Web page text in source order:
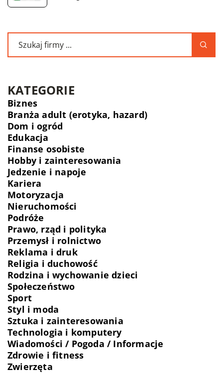
KATEGORIE
Biznes
Branża adult (erotyka, hazard)
Dom i ogród
Edukacja
Finanse osobiste
Hobby i zainteresowania
Jedzenie i napoje
Kariera
Motoryzacja
Nieruchomości
Podróże
Prawo, rząd i polityka
Przemysł i rolnictwo
Reklama i druk
Religia i duchowość
Rodzina i wychowanie dzieci
Społeczeństwo
Sport
Styl i moda
Sztuka i zainteresowania
Technologia i komputery
Wiadomości / Pogoda / Informacje
Zdrowie i fitness
Zwierzęta